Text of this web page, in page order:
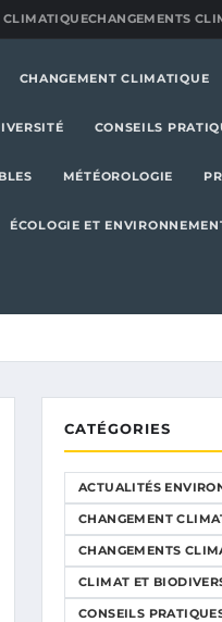
CLIMATIQUECHANGEMENTS
CHANGEMENT CLIMATIQUE
CONSEILS
MÉTÉOROLOGIE
ÉCOLOGIE ET
CATÉGORIES
ACTUALITÉS
CHANGEMENT
CHANGEMENTS
CLIMAT ET
CONSEILS